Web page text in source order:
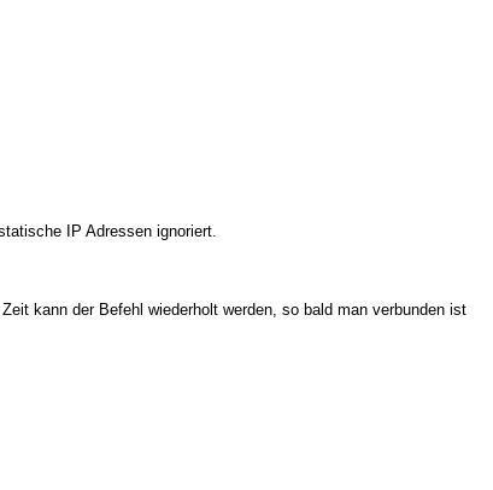
IP Adressen ignoriert.
kann der Befehl wiederholt werden, so bald man verbunden ist